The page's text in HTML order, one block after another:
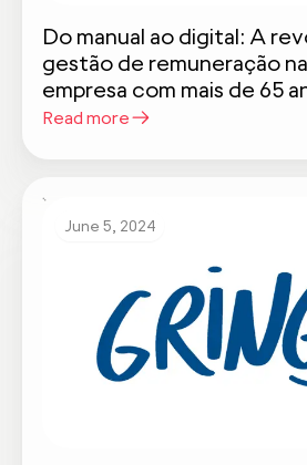
Do manual ao digital: A
gestão de remuneração
empresa com mais de 65
Read more
June 5, 2024